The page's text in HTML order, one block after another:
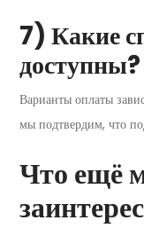
7) Какие
доступны?
Варианты оплаты
мы подтвердим, что
Что ещё